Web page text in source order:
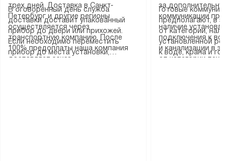
трех дней. Доставка в Санкт-
Петербург и другие регионы
осуществляется через
транспортную компанию. После
100% предоплаты наша компания
доставляет заказ
В оговоренный день служба
доставки доставит упакованный
прибор до двери или прихожей.
Если необходимо переместить
прибор до места установки,
за
коммуникации
наличие
подключения к
и канализации в
от категории
Готовые
предполагают, в
от категории,
установленной
к воде, крана и